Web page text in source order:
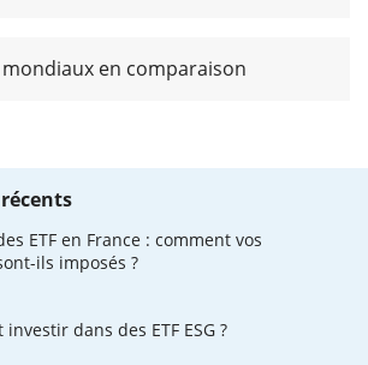
mondiaux en comparaison
ETF en France : comment vos
ils imposés ?
dans des ETF ESG ?